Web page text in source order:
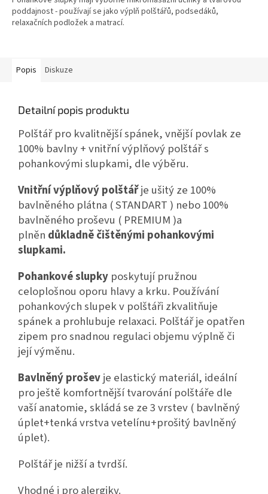
z
5
hvězdiček.
poddajnost - používají se jako výplň polštářů, podsedáků,
relaxačních podložek a matrací.
Popis Diskuze
Detailní popis produktu
Polštář pro kvalitnější spánek, vnější povlak ze
100% bavlny + vnitřní výplňový polštář s
pohankovými slupkami, dle výběru.
Vnitřní výplňový polštářje ušitý ze 100%
bavlněného plátna ( STANDART ) nebo 100%
bavlněného proševu ( PREMIUM )a
plněn důkladně čištěnými pohankovými
slupkami.
Pohankové slupky poskytují pružnou
celoplošnou oporu hlavy a krku. Používání
pohankových slupek v polštáři zkvalitňuje
spánek a prohlubuje relaxaci. Polštář je opatřen
zipem pro snadnou regulaci objemu výplně či
její výměnu.
Bavlněný proševje elastický materiál, ideální
pro ještě komfortnější tvarování polštáře dle
vaší anatomie, skládá se ze 3 vrstev ( bavlněný
úplet+tenká vrstva vetelínu+prošitý bavlněný
úplet).
Polštář je nižší a tvrdší.
Vhodné i pro alergiky.